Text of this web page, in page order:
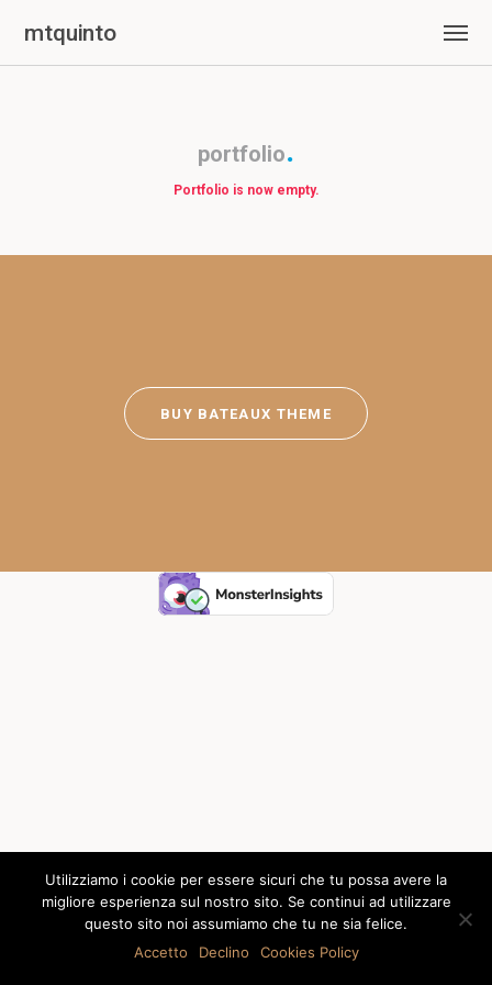
mtquinto
portfolio
Portfolio is now empty.
BUY BATEAUX THEME
Utilizziamo i cookie per essere sicuri che tu possa avere la
migliore esperienza sul nostro sito. Se continui ad utilizzare
questo sito noi assumiamo che tu ne sia felice.
Accetto
Declino Cookies Policy